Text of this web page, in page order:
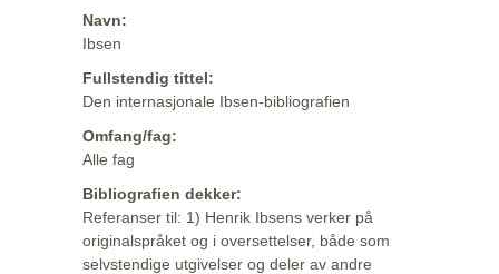
Navn:
Ibsen
Fullstendig tittel:
Den internasjonale Ibsen-bibliografien
Omfang/fag:
Alle fag
Bibliografien dekker:
Referanser til: 1) Henrik Ibsens verker på
originalspråket og i oversettelser, både som
selvstendige utgivelser og deler av andre